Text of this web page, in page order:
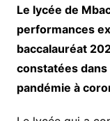
Le lycée de
performances
baccalauréat
constatées
pandémie à